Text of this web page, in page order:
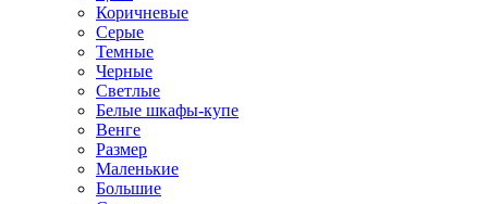
Коричневые
Серые
Темные
Черные
Светлые
Белые шкафы-купе
Венге
Размер
Маленькие
Большие